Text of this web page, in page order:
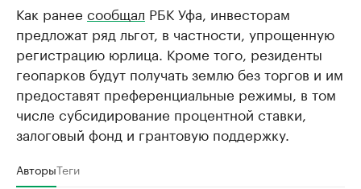
Как ранее сообщал РБК Уфа, инвесторам
предложат ряд льгот, в частности, упрощенную
регистрацию юрлица. Кроме того, резиденты
геопарков будут получать землю без торгов и им
предоставят преференциальные режимы, в том
числе субсидирование процентной ставки,
залоговый фонд и грантовую поддержку.
АвторыТеги